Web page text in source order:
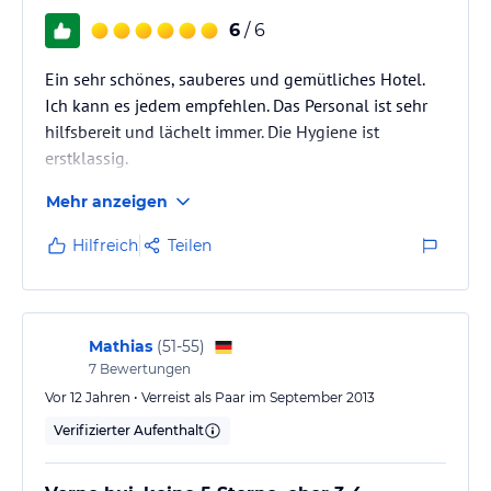
eine Bad mit Hydromaasagedusche, Kitchentte, Essecke und
Balkon
- Ausstattung der Studios, Apratments und Maisonetten
Direktwahltelefon, Sat-TV, Klimaanlage, Safe, Bad mit Duschkabine
und Badewanne, separate WC, Föhn und Musikanlage, Kitchenette
Gastronomie im Hotel
Lobby Bar
Sport und Unterhaltung
Die Gäste des Hotels können folgende Leistungen benutzen:
Spa-Zentrum - im Hotel Flamingo Grand
1200 qm und Splash-Park
Kinderbecken
6 / 6
Ein sehr schönes, sauberes und gemütliches Hotel.
Ich kann es jedem empfehlen. Das Personal ist sehr
hilfsbereit und lächelt immer. Die Hygiene ist
erstklassig.
Mehr anzeigen
Hilfreich Teilen
Mathias (51-55)
7 Bewertungen
Vor 12 Jahren • Verreist als Paar im September 2013
Verifizierter Aufenthalt